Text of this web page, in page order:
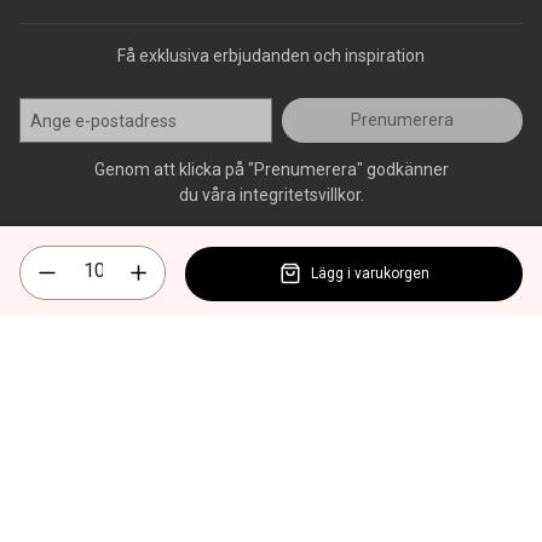
Få exklusiva erbjudanden och inspiration
Prenumerera
Genom att klicka på "Prenumerera" godkänner
du våra integritetsvillkor.
Lägg i varukorgen